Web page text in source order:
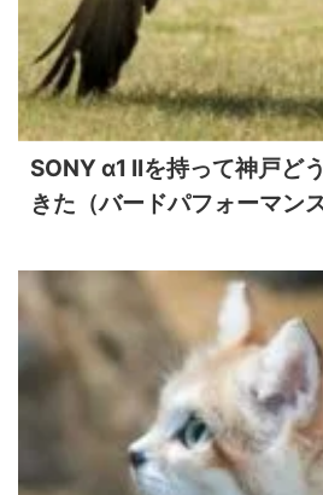
SONY α1 IIを持って神戸ど
きた（バードパフォーマンス